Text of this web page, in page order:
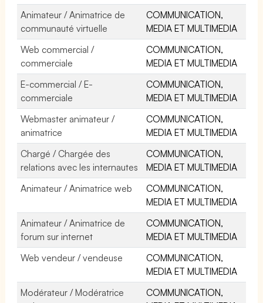
Animateur / Animatrice de
communauté virtuelle
COMMUNICATION,
MEDIA ET MULTIMEDIA
Web commercial /
commerciale
COMMUNICATION,
MEDIA ET MULTIMEDIA
E-commercial / E-
commerciale
COMMUNICATION,
MEDIA ET MULTIMEDIA
Webmaster animateur /
animatrice
COMMUNICATION,
MEDIA ET MULTIMEDIA
Chargé / Chargée des
relations avec les internautes
COMMUNICATION,
MEDIA ET MULTIMEDIA
Animateur / Animatrice web
COMMUNICATION,
MEDIA ET MULTIMEDIA
Animateur / Animatrice de
forum sur internet
COMMUNICATION,
MEDIA ET MULTIMEDIA
Web vendeur / vendeuse
COMMUNICATION,
MEDIA ET MULTIMEDIA
Modérateur / Modératrice
COMMUNICATION,